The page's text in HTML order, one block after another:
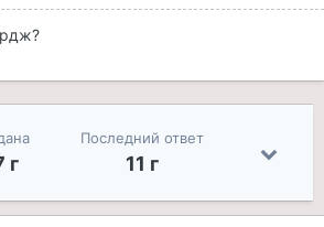
г
Последний ответ
11 г